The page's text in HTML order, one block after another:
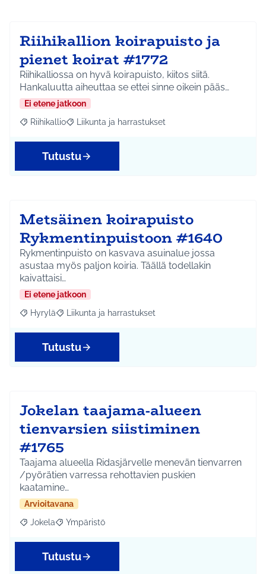
Riihikallion koirapuisto ja
pienet koirat #1772
Riihikalliossa on hyvä koirapuisto, kiitos siitä.
Hankaluutta aiheuttaa se ettei sinne oikein pääs…
Ei etene jatkoon
Rajaa tulokset aihepiirin mukaan: Riihikallio
Riihikallio Rajaa tulokset teeman mukaan: Liikunta ja
Liikunta ja harrastukset
Tutustu
Metsäinen koirapuisto
Rykmentinpuistoon #1640
Rykmentinpuisto on kasvava asuinalue jossa
asustaa myös paljon koiria. Täällä todellakin
kaivattaisi…
Ei etene jatkoon
Rajaa tulokset aihepiirin mukaan: Hyrylä
Hyrylä Rajaa tulokset teeman mukaan: Liikunta ja
Liikunta ja harrastukset
Tutustu
Jokelan taajama-alueen
tienvarsien siistiminen
#1765
Taajama alueella Ridasjärvelle menevän tienvarren
/pyörätien varressa rehottavien puskien
kaatamine…
Arvioitavana
Rajaa tulokset aihepiirin mukaan: Jokela
Jokela Rajaa tulokset teeman mukaan: Ympäristö
Ympäristö
Tutustu